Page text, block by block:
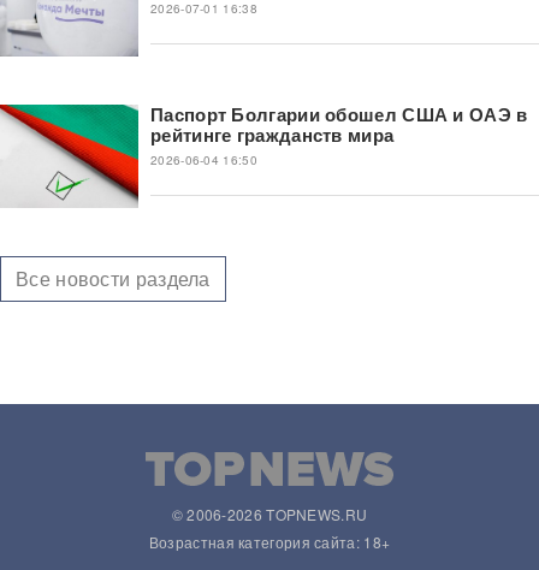
2026-07-01 16:38
Паспорт Болгарии обошел США и ОАЭ в
рейтинге гражданств мира
2026-06-04 16:50
Все новости раздела
© 2006-2026 TOPNEWS.RU
Возрастная категория сайта: 18+